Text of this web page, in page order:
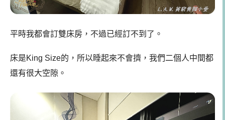
平時我都會訂雙床房，不過已經訂不到了。
床是King Size的，所以睡起來不會擠，我們二個人中間都
還有很大空隙。